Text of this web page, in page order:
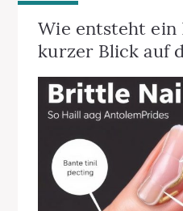
Wie entsteht ein
kurzer Blick auf